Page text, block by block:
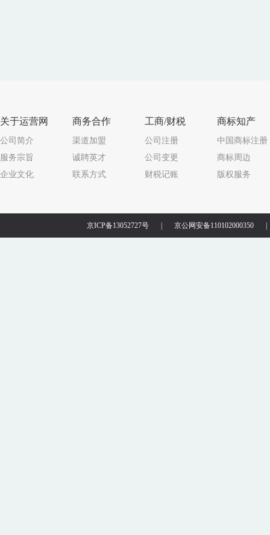
关于运营网
公司简介
服务宗旨
企业文化
商务合作
渠道加盟
诚聘英才
联系方式
工商/财税
公司注册
公司变更
财税记账
商标知产
中国商标注册
商标周边
版权服务
京ICP备13052727号 京公网安备110102000350